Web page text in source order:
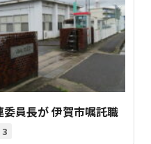
員長が 伊賀市嘱託職
3